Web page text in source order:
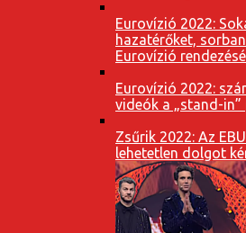
Eurovízió 2022:
hazatérőket,
Eurovízió
Eurovízió 2022:
videók a „stand-
Zsűrik 2022: Az
lehetetlen dolgot